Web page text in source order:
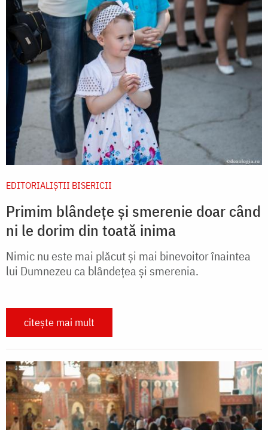
EDITORIALIȘTII BISERICII
Primim blândețe și smerenie doar când
ni le dorim din toată inima
Nimic nu este mai plăcut și mai binevoitor înaintea
lui Dumnezeu ca blândețea și smerenia.
citește mai mult